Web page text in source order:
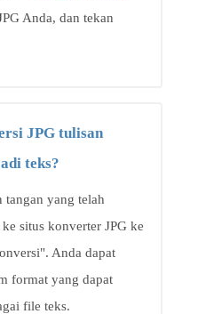
Anda, dan tekan
JPG tulisan
teks?
yang telah
situs konverter JPG ke
Anda dapat
format yang dapat
file teks.